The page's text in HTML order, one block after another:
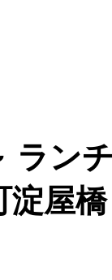
ラン
淀屋橋